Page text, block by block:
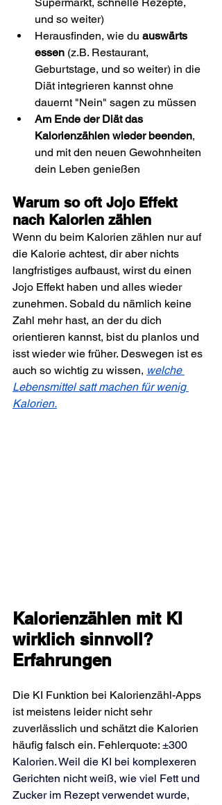
und so weiter)
Herausfinden, wie du auswärts
essen (z.B. Restaurant,
Geburtstage, und so weiter) in die
Diät integrieren kannst ohne
dauernt "Nein" sagen zu müssen
Am Ende der Diät das
Kalorienzählen wieder beenden,
und mit den neuen Gewohnheiten
dein Leben genießen
Warum so oft Jojo Effekt
nach Kalorien zählen
Wenn du beim Kalorien zählen nur auf
die Kalorie achtest, dir aber nichts
langfristiges aufbaust, wirst du einen
Jojo Effekt haben und alles wieder
zunehmen. Sobald du nämlich keine
Zahl mehr hast, an der du dich
orientieren kannst, bist du planlos und
isst wieder wie früher. Deswegen ist es
auch so wichtig zu wissen, welche
Lebensmittel satt machen für wenig
Kalorien.
Kalorienzählen mit KI
wirklich sinnvoll?
Erfahrungen
Die KI Funktion bei Kalorienzähl-Apps
ist meistens leider nicht sehr
zuverlässlich und schätzt die Kalorien
häufig falsch ein. Fehlerquote: ±300
Kalorien. Weil die KI bei komplexeren
Gerichten nicht weiß, wie viel Fett und
Zucker im Rezept verwendet wurde,